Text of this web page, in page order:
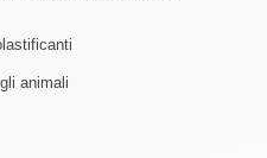
animali